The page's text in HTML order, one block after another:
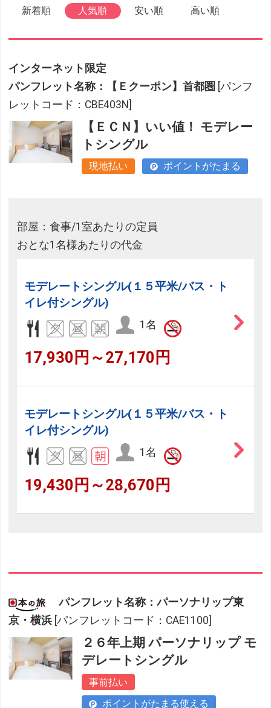
新着順 人気順 安い順 高い順
インターネット限定
パンフレット名称：【Ｅクーポン】首都圏 [パンフ
レットコード：CBE403N]
【ＥＣＮ】いい値！ モデレー
トシングル
現地払い ポイントがたまる
部屋：食事/1室あたりの定員
おとな1名様あたりの代金
モデレートシングル(１５平米/バス・ト
イレ付シングル)
1名
17,930円～27,170円
モデレートシングル(１５平米/バス・ト
イレ付シングル)
1名
19,430円～28,670円
パンフレット名称：パーソナリップ東
京・横浜 [パンフレットコード：CAE1100]
２６年上期 パーソナリップ モ
デレートシングル
事前払い
ポイントがたまる使える